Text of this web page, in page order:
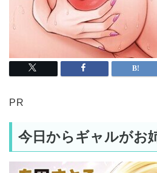
PR
今日からギャルがお